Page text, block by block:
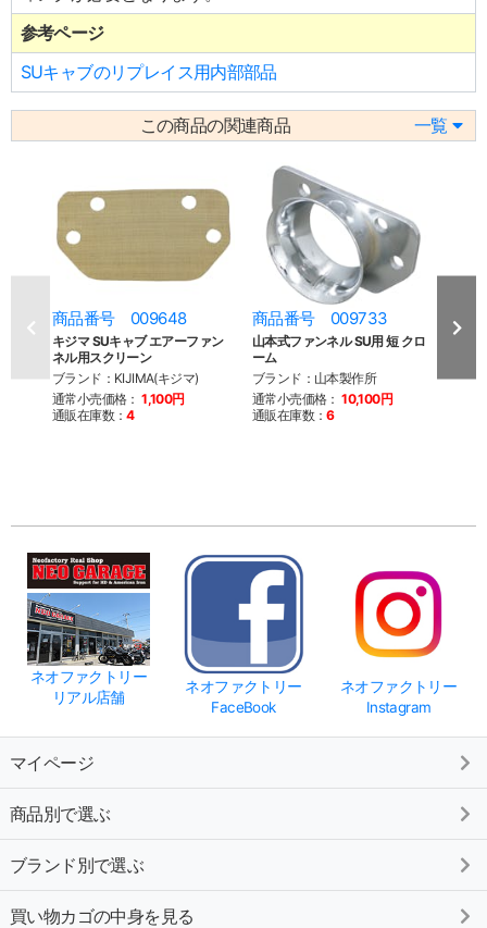
参考ページ
SUキャブのリプレイス用内部部品
この商品の関連商品 一覧
商品番号 009648
キジマ SUキャブ エアーファン
ネル用スクリーン
ブランド：KIJIMA(キジマ)
通常小売価格： 1,100円
通販在庫数：4
商品番号 009733
山本式ファンネル SU用 短 クロ
ーム
ブランド：山本製作所
通常小売価格： 10,100円
通販在庫数：6
商
通常
ネオファクトリー
リアル店舗
ネオファクトリー
FaceBook
ネオファクトリー
Instagram
マイページ
商品別で選ぶ
ブランド別で選ぶ
買い物カゴの中身を見る